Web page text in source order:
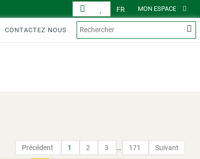
MON ESPACE
FR
CONTACTEZ NOUS
Précédent 1 2 3 … 171 Suivant